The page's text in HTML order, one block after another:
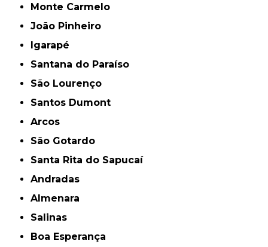
Monte Carmelo
João Pinheiro
Igarapé
Santana do Paraíso
São Lourenço
Santos Dumont
Arcos
São Gotardo
Santa Rita do Sapucaí
Andradas
Almenara
Salinas
Boa Esperança